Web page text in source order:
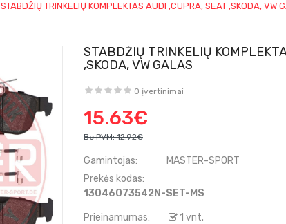
STABDŽIŲ TRINKELIŲ KOMPLEKTAS AUDI ,CUPRA, SEAT ,SKODA, VW
STABDŽIŲ TRINKELIŲ
,SKODA, VW GALAS
0 įvertinimai
15.63€
Be PVM: 12.92€
Gamintojas:
MASTER-SPORT
Prekės kodas:
13046073542N-SET-MS
Prieinamumas: 1 vnt.